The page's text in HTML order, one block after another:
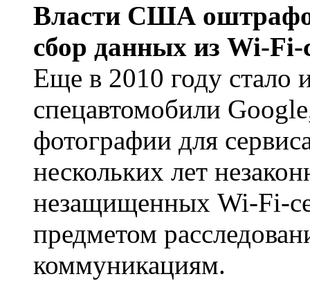
Власти США
сбор данных из Wi-Fi-
Еще в 2010 году стало
спецавтомобили
фотографии для
нескольких лет
незащищенных Wi-Fi-
предметом
коммуникациям.